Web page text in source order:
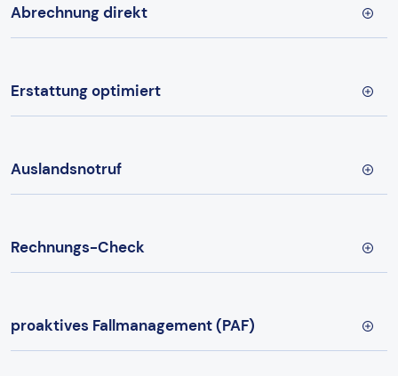
Abrechnung direkt
Erstattung optimiert
Auslandsnotruf
Rechnungs-Check
proaktives Fallmanagement (PAF)